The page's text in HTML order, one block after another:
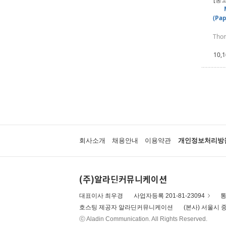
회사소개 채용안내 이용약관 개인정보처리방
(주)알라딘커뮤니케이션
대표이사 최우경 사업자등록 201-81-23094
호스팅 제공자 알라딘커뮤니케이션
(본사) 서울시
ⓒ Aladin Communication. All Rights Reserved.